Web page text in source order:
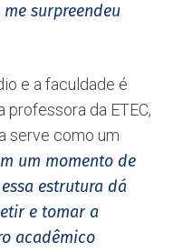
surpreendeu
e a faculdade é
professora da ETEC,
serve como um
um momento de
estrutura dá
e tomar a
acadêmico